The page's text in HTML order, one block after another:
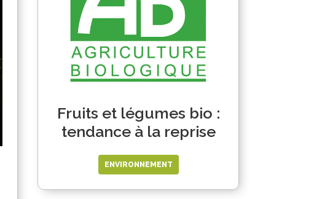
Fruits et légumes bio :
tendance à la reprise
ENVIRONNEMENT